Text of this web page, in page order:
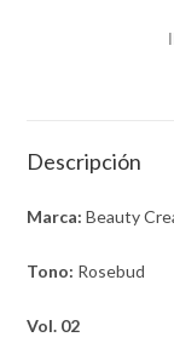
Descripción
Marca:Beauty
Tono: Rosebud
Vol. 02